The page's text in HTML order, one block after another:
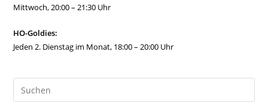
Mittwoch, 20:00 – 21:30 Uhr
HO-Goldies:
Jeden 2. Dienstag im Monat, 18:00 – 20:00 Uhr